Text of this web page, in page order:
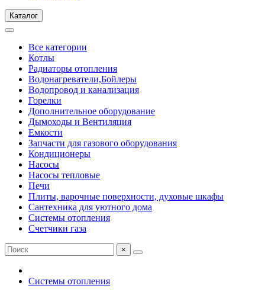
Каталог
Все категории
Котлы
Радиаторы отопления
Водонагреватели,Бойлеры
Водопровод и канализация
Горелки
Дополнительное оборудование
Дымоходы и Вентиляция
Емкости
Запчасти для газового оборудования
Кондиционеры
Насосы
Насосы тепловые
Печи
Плиты, варочные поверхности, духовые шкафы
Сантехника для уютного дома
Системы отопления
Счетчики газа
×
Системы отопления